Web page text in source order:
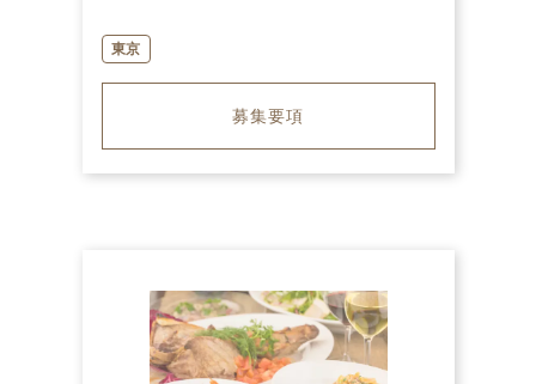
東京
募集要項